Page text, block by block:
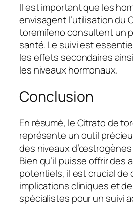
Il est important que les
envisagent l’utilisation du
toremifeno consultent un
santé. Le suivi est
les effets secondaires
les niveaux hormonaux.
Conclusion
En résumé, le Citrato de
représente un outil
des niveaux d’œstrogènes
Bien qu’il puisse offrir des
potentiels, il est crucial de
implications cliniques et
spécialistes pour un suivi